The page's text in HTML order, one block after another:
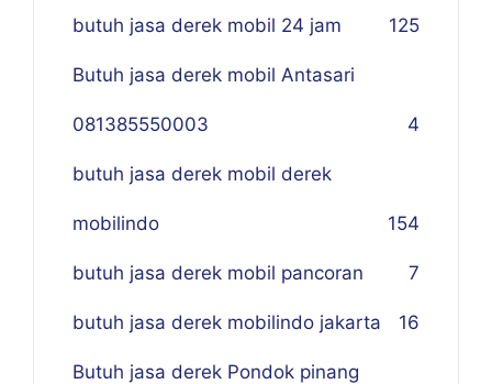
butuh jasa derek mobil 24 jam 125
Butuh jasa derek mobil Antasari
081385550003 4
butuh jasa derek mobil derek
mobilindo 154
butuh jasa derek mobil pancoran 7
butuh jasa derek mobilindo jakarta 16
Butuh jasa derek Pondok pinang